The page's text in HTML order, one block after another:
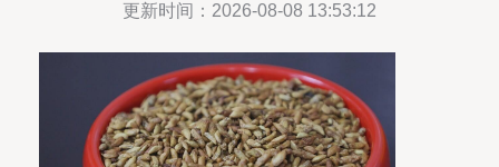
更新时间：2026-08-08 13:53:12